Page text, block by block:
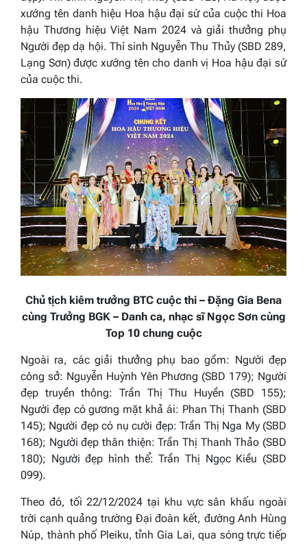
xướng tên danh hiệu Hoa hậu đại sứ của cuộc thi Hoa
hậu Thương hiệu Việt Nam 2024 và giải thưởng phụ
Người đẹp dạ hội. Thí sinh Nguyễn Thu Thủy (SBD 289,
Lạng Sơn) được xướng tên cho danh vị Hoa hậu đại sứ
của cuộc thi.
Chủ tịch kiêm trưởng BTC cuộc thi – Đặng Gia Bena
cùng Trưởng BGK – Danh ca, nhạc sĩ Ngọc Sơn cùng
Top 10 chung cuộc
Ngoài ra, các giải thưởng phụ bao gồm: Người đẹp
công sở: Nguyễn Huỳnh Yên Phương (SBD 179); Người
đẹp truyền thông: Trần Thị Thu Huyền (SBD 155);
Người đẹp có gương mặt khả ái: Phan Thị Thanh (SBD
145); Người đẹp có nụ cười đẹp: Trần Thị Nga My (SBD
168); Người đẹp thân thiện: Trần Thị Thanh Thảo (SBD
180); Người đẹp hình thể: Trần Thị Ngọc Kiều (SBD
099).
Theo đó, tối 22/12/2024 tại khu vực sân khấu ngoài
trời cạnh quảng trường Đại đoàn kết, đường Anh Hùng
Núp, thành phố Pleiku, tỉnh Gia Lai, qua sóng trực tiếp